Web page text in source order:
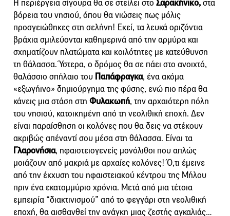
Η περιέργεια σίγουρα θα σε στείλει στο Σαρακήνικο,στα
βόρεια του νησιού, όπου θα νιώσεις πως μόλις
προσγειώθηκες στη σελήνη! Εκεί, τα λευκά οριζόντια
βράχια σμιλεύονται καθημερινά από την αρμύρα και
σχηματίζουν πλατώματα και κοιλότητες με κατεύθυνση
τη θάλασσα. Ύστερα, ο δρόμος θα σε πάει στο ανοιχτό,
θαλάσσιο σπήλαιο του Παπάφραγκα, ένα ακόμα
«εξωγήινο» δημιούργημα της φύσης, ενώ πιο πέρα θα
κάνεις μια στάση στη Φυλακωπή, την αρχαιότερη πόλη
του νησιού, κατοικημένη από τη νεολιθική εποχή. Δεν
είναι παραίσθηση οι κολόνες που θα δεις να στέκουν
ακριβώς απέναντί σου μέσα στη θάλασσα. Είναι τα
Γλαρονήσια, ηφαιστειογενείς μονόλιθοι που απλώς
μοιάζουν από μακριά με αρχαίες κολόνες! Ό,τι έμεινε
από την έκχυση του ηφαιστειακού κέντρου της Μήλου
πριν ένα εκατομμύριο χρόνια. Μετά από μια τέτοια
εμπειρία “διακτινισμού” από το φεγγάρι στη νεολιθική
εποχή, θα αισθανθεί την ανάγκη μιας ζεστής αγκαλιάς…